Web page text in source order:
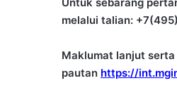
melalui talian:
Maklumat lanjut
pautan https://